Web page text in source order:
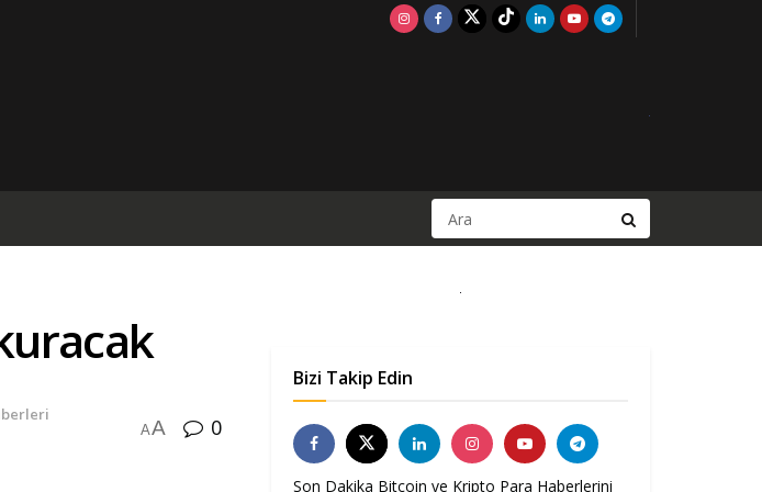
AA 0
Bizi Takip Edin
Son Dakika Bitcoin ve Kripto Para Haberlerini